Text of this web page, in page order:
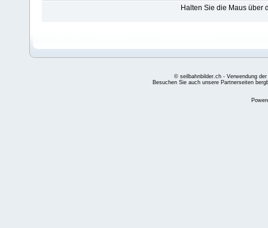
Halten Sie die Maus über
© seilbahnbilder.ch - Verwendung
Besuchen Sie auch unsere Partnerseiten